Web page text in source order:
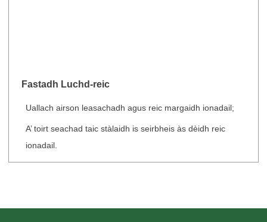
Fastadh Luchd-reic
Uallach airson leasachadh agus reic margaidh ionadail;
A’ toirt seachad taic stàlaidh is seirbheis às dèidh reic
ionadail.